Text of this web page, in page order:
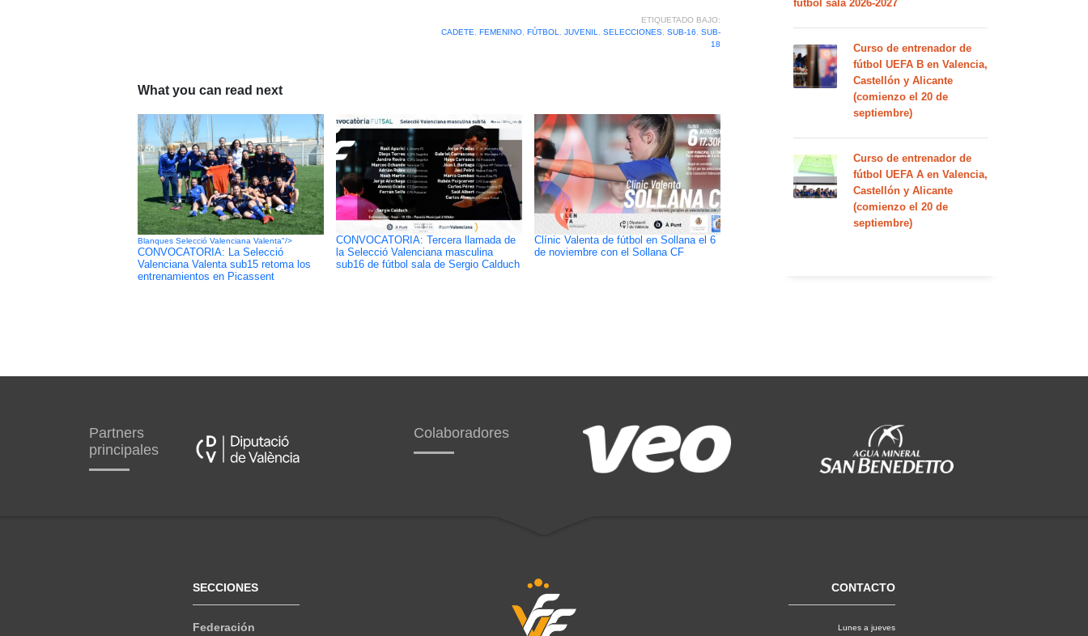
ETIQUETADO BAJO:
CADETE
FEMENINO, FÚTBOL JUVENIL SELECCIONES, SUB-16
SUB-
18
What you can read next
Blanques Selecció Valenciana Valenta"/>
CONVOCATORIA: La Selecció
Valenciana Valenta sub15 retoma los
entrenamientos en Picassent
CONVOCATORIA: Tercera llamada de
la Selecció Valenciana masculina
sub16 de fútbol sala de Sergio Calduch
Clínic Valenta de fútbol en Sollana el 6
de noviembre con el Sollana CF
fútbol sala 2026-2027
Curso de entrenador de
fútbol UEFA B en Valencia,
Castellón y Alicante
(comienzo el 20 de
septiembre)
Curso de entrenador de
fútbol UEFA A en Valencia,
Castellón y Alicante
(comienzo el 20 de
septiembre)
Partners
principales
Colaboradores
SECCIONES
Federación
CONTACTO
Lunes a jueves